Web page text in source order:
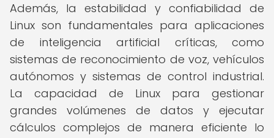
Además, la estabilidad y confiabilidad de
Linux son fundamentales para aplicaciones
de inteligencia artificial críticas, como
sistemas de reconocimiento de voz, vehículos
autónomos y sistemas de control industrial.
La capacidad de Linux para gestionar
grandes volúmenes de datos y ejecutar
cálculos complejos de manera eficiente lo